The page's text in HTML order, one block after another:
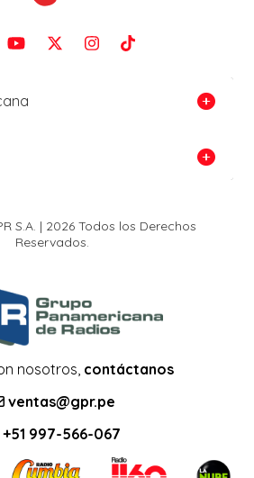
S.A. | 2026 Todos los Derechos
Reservados.
nosotros, contáctanos
ventas@gpr.pe
+51 997-566-067